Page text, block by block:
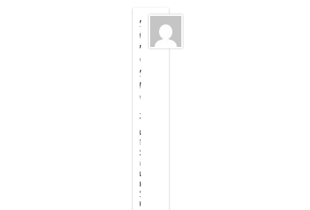
א
מ
י
ר
א
ו
ר
7
ב
ד
צ
מ
ב
ר
2
0